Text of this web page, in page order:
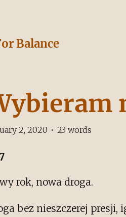
Balance
2, 2020 • 23 words
rok, nowa droga.
bez nieszczerej presji,